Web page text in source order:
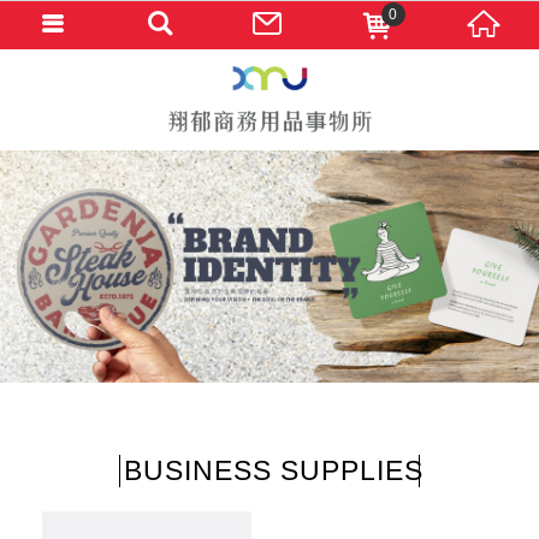
BUSINESS SUPPLIES
0